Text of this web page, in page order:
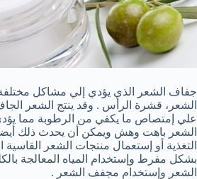
جفاف الشعر الذي يؤدي إلي مشاكل
الشعر، قشرة الرأس . وقد ينتج الشعر
علي إمتصاص ما يكفي من الرطوبة مما
الشعر باهت وهش ويمكن أن يحدث ذلك
التغذية أو إستعمال منتجات الشعر
بشكل مفرط وإستخدام المياه المعالجة
الشعر وإستخدام مجفف الشعر .